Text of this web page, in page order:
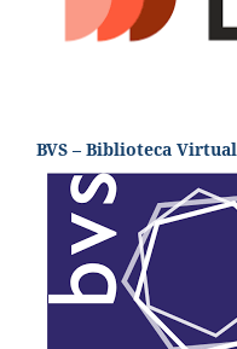
BVS – Biblioteca